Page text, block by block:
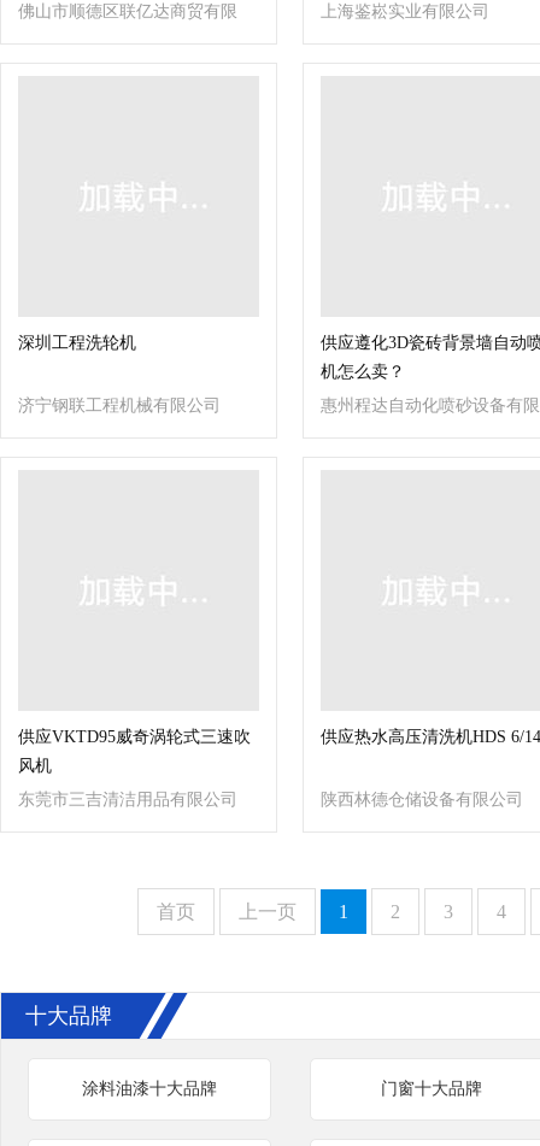
佛山市顺德区联亿达商贸有限
公司
上海鉴崧实业有限公司
深圳工程洗轮机
济宁钢联工程机械有限公司
供应遵化3D瓷砖背景墙自动
机怎么卖？
惠州程达自动化喷砂设备有限
公司
供应VKTD95威奇涡轮式三速吹
风机
东莞市三吉清洁用品有限公司
供应热水高压清洗机HDS 6/
陕西林德仓储设备有限公司
首页 上一页 1 2 3 4
十大品牌
涂料油漆十大品牌 门窗十大品牌